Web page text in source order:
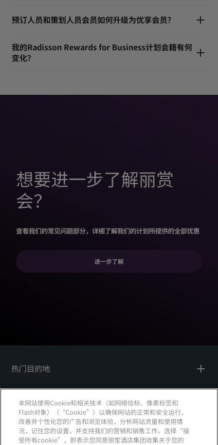
预订人员和策划人员会员如何升级为优享会员？
我的Radisson Rewards for Business计划会籍有何
变化？
想要进一步了解丽赏
会？
查看我们的常见问题部分，详细了解我们的计划所提供的全部优惠
进一步了解
热门目的地
快速链接
旅行专业人员
公司
本网站使用Cookie和相关技术（如网络信标、像素标签和
Flash对象）（“Cookie”）以确保网站的正常和安全运行，
改善并个性化您的广告和浏览体验，分析网站流量和使用情
况，记住您的设置，并支持我们的营销和销售工作。选择“接
受所有cookie”，即表示您同意丽笙酒店集团收集关于您的